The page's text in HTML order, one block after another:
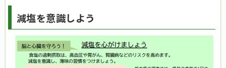
減塩を意識しよう